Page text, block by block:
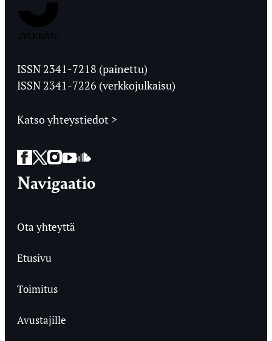
Ylioppilaslehti
ISSN 2341-7218 (painettu)
ISSN 2341-7226 (verkkojulkaisu)
Katso yhteystiedot >
Facebook
Twitter
Instagram
YouTube
SoundCloud
Navigaatio
Ota yhteyttä
Etusivu
Toimitus
Avustajille